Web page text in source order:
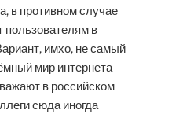
в противном случае
пользователям в
имхо, не самый
мир интернета
в российском
сюда иногда